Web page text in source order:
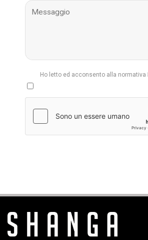
Ho letto ed acconsento alla normativa